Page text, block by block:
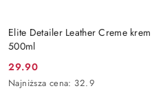
Elite Detailer Leather Creme
500ml
Cena
promocyjna:
29.90
Najniższa
Najniższa cena: 32.9